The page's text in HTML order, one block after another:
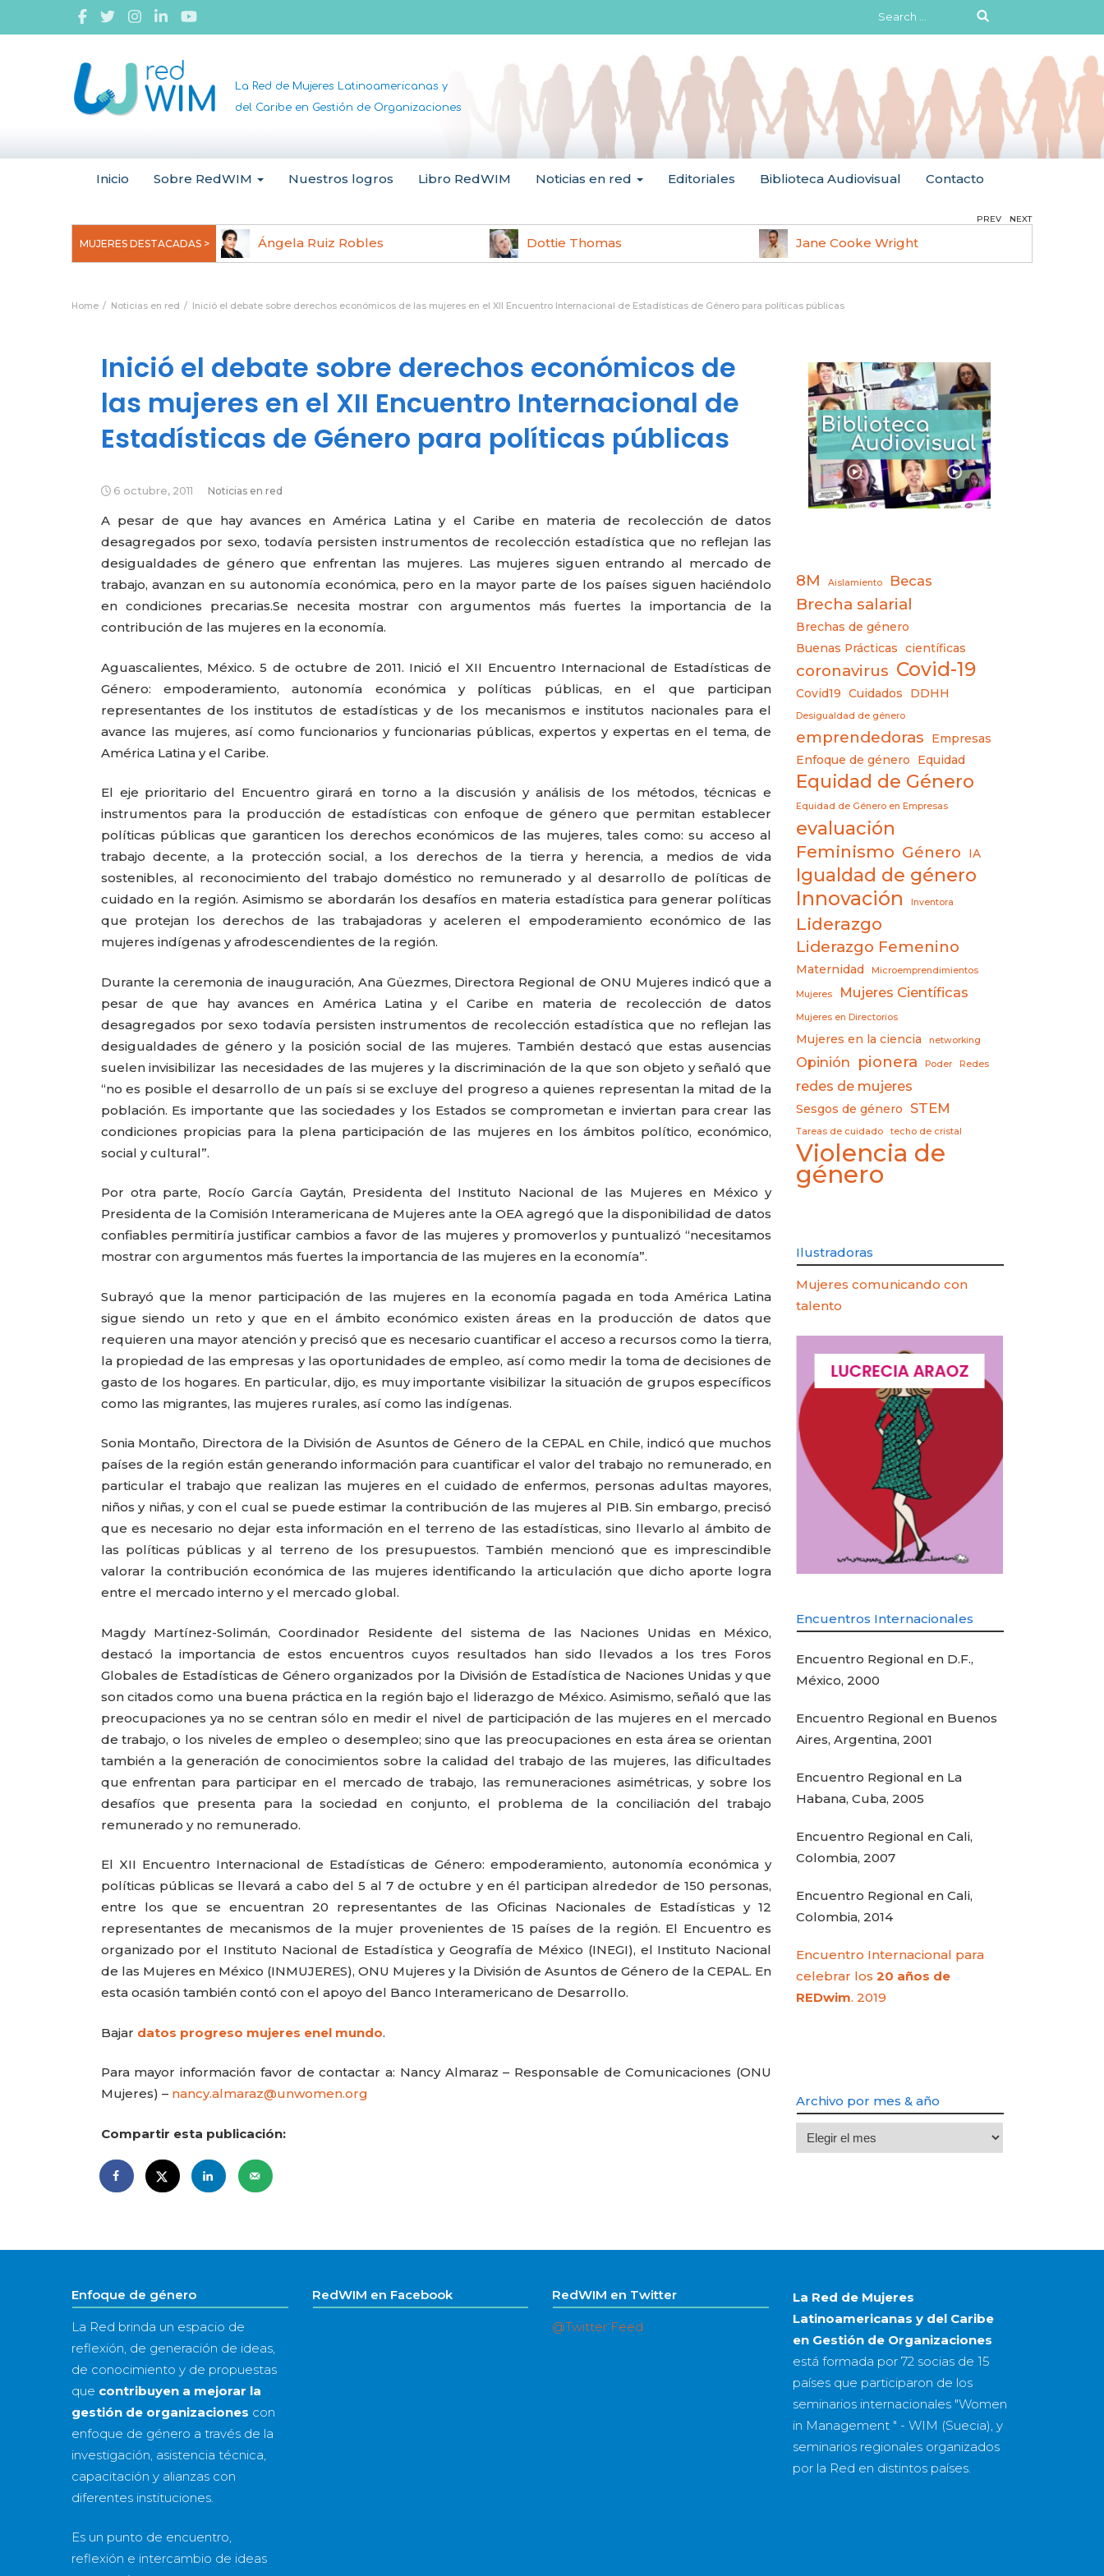
Search
for:
La Red de Mujeres Latinoamericanas y
del Caribe en Gestión de Organizaciones
Inicio Sobre RedWIM Nuestros logros Libro RedWIM Noticias en red Editoriales Biblioteca Audiovisual Contacto
MUJERES DESTACADAS >
Uchegbu, pionera en
Ángela Ruiz Robles Dottie Thomas Jane Cooke Wright
PREV NEXT
Home Noticias en red Inició el debate sobre derechos económicos de las mujeres en el XII Encuentro Internacional de Estadísticas de Género para políticas públicas
Inició el debate sobre derechos económicos de
las mujeres en el XII Encuentro Internacional de
Estadísticas de Género para políticas públicas
6 octubre, 2011 Noticias en red
A pesar de que hay avances en América Latina y el Caribe en materia de recolección de datos
desagregados por sexo, todavía persisten instrumentos de recolección estadística que no reflejan las
desigualdades de género que enfrentan las mujeres. Las mujeres siguen entrando al mercado de
trabajo, avanzan en su autonomía económica, pero en la mayor parte de los países siguen haciéndolo
en condiciones precarias.Se necesita mostrar con argumentos más fuertes la importancia de la
contribución de las mujeres en la economía.
Aguascalientes, México. 5 de octubre de 2011. Inició el XII Encuentro Internacional de Estadísticas de
Género: empoderamiento, autonomía económica y políticas públicas, en el que participan
representantes de los institutos de estadísticas y de los mecanismos e institutos nacionales para el
avance las mujeres, así como funcionarios y funcionarias públicas, expertos y expertas en el tema, de
América Latina y el Caribe.
El eje prioritario del Encuentro girará en torno a la discusión y análisis de los métodos, técnicas e
instrumentos para la producción de estadísticas con enfoque de género que permitan establecer
políticas públicas que garanticen los derechos económicos de las mujeres, tales como: su acceso al
trabajo decente, a la protección social, a los derechos de la tierra y herencia, a medios de vida
sostenibles, al reconocimiento del trabajo doméstico no remunerado y al desarrollo de políticas de
cuidado en la región. Asimismo se abordarán los desafíos en materia estadística para generar políticas
que protejan los derechos de las trabajadoras y aceleren el empoderamiento económico de las
mujeres indígenas y afrodescendientes de la región.
Durante la ceremonia de inauguración, Ana Güezmes, Directora Regional de ONU Mujeres indicó que a
pesar de que hay avances en América Latina y el Caribe en materia de recolección de datos
desagregados por sexo todavía persisten instrumentos de recolección estadística que no reflejan las
desigualdades de género y la posición social de las mujeres. También destacó que estas ausencias
suelen invisibilizar las necesidades de las mujeres y la discriminación de la que son objeto y señaló que
“no es posible el desarrollo de un país si se excluye del progreso a quienes representan la mitad de la
población. Es importante que las sociedades y los Estados se comprometan e inviertan para crear las
condiciones propicias para la plena participación de las mujeres en los ámbitos político, económico,
social y cultural”.
Por otra parte, Rocío García Gaytán, Presidenta del Instituto Nacional de las Mujeres en México y
Presidenta de la Comisión Interamericana de Mujeres ante la OEA agregó que la disponibilidad de datos
confiables permitiría justificar cambios a favor de las mujeres y promoverlos y puntualizó “necesitamos
mostrar con argumentos más fuertes la importancia de las mujeres en la economía”.
Subrayó que la menor participación de las mujeres en la economía pagada en toda América Latina
sigue siendo un reto y que en el ámbito económico existen áreas en la producción de datos que
requieren una mayor atención y precisó que es necesario cuantificar el acceso a recursos como la tierra,
la propiedad de las empresas y las oportunidades de empleo, así como medir la toma de decisiones de
gasto de los hogares. En particular, dijo, es muy importante visibilizar la situación de grupos específicos
como las migrantes, las mujeres rurales, así como las indígenas.
Sonia Montaño, Directora de la División de Asuntos de Género de la CEPAL en Chile, indicó que muchos
países de la región están generando información para cuantificar el valor del trabajo no remunerado, en
particular el trabajo que realizan las mujeres en el cuidado de enfermos, personas adultas mayores,
niños y niñas, y con el cual se puede estimar la contribución de las mujeres al PIB. Sin embargo, precisó
que es necesario no dejar esta información en el terreno de las estadísticas, sino llevarlo al ámbito de
las políticas públicas y al terreno de los presupuestos. También mencionó que es imprescindible
valorar la contribución económica de las mujeres identificando la articulación que dicho aporte logra
entre el mercado interno y el mercado global.
Magdy Martínez-Solimán, Coordinador Residente del sistema de las Naciones Unidas en México,
destacó la importancia de estos encuentros cuyos resultados han sido llevados a los tres Foros
Globales de Estadísticas de Género organizados por la División de Estadística de Naciones Unidas y que
son citados como una buena práctica en la región bajo el liderazgo de México. Asimismo, señaló que las
preocupaciones ya no se centran sólo en medir el nivel de participación de las mujeres en el mercado
de trabajo, o los niveles de empleo o desempleo; sino que las preocupaciones en esta área se orientan
también a la generación de conocimientos sobre la calidad del trabajo de las mujeres, las dificultades
que enfrentan para participar en el mercado de trabajo, las remuneraciones asimétricas, y sobre los
desafíos que presenta para la sociedad en conjunto, el problema de la conciliación del trabajo
remunerado y no remunerado.
El XII Encuentro Internacional de Estadísticas de Género: empoderamiento, autonomía económica y
políticas públicas se llevará a cabo del 5 al 7 de octubre y en él participan alrededor de 150 personas,
entre los que se encuentran 20 representantes de las Oficinas Nacionales de Estadísticas y 12
representantes de mecanismos de la mujer provenientes de 15 países de la región. El Encuentro es
organizado por el Instituto Nacional de Estadística y Geografía de México (INEGI), el Instituto Nacional
de las Mujeres en México (INMUJERES), ONU Mujeres y la División de Asuntos de Género de la CEPAL. En
esta ocasión también contó con el apoyo del Banco Interamericano de Desarrollo.
Bajar datos progreso mujeres enel mundo.
Para mayor información favor de contactar a: Nancy Almaraz – Responsable de Comunicaciones (ONU
Mujeres) – nancy.almaraz@unwomen.org
Compartir esta publicación:
8M Aislamiento Becas
Brecha salarial
Brechas de género
Buenas Prácticas
científicas
coronavirus Covid-19
Covid19 Cuidados DDHH
Desigualdad de género
emprendedoras
Empresas
Enfoque de género
Equidad
Equidad de Género
Equidad de Género en Empresas
evaluación
Feminismo Género IA
Igualdad de género
Innovación Inventora
Liderazgo
Liderazgo Femenino
Maternidad Microemprendimientos
Mujeres Mujeres Científicas
Mujeres en Directorios
Mujeres en la ciencia networking
Opinión pionera Poder Redes
redes de mujeres
Sesgos de género STEM
Tareas de cuidado techo de cristal
Violencia de
género
Ilustradoras
Mujeres comunicando con
talento
CARLA PILLA PATRICIA JACQUES LUCRECIA ARAOZ
Encuentros Internacionales
Encuentro Regional en D.F.,
México, 2000
Encuentro Regional en Buenos
Aires, Argentina, 2001
Encuentro Regional en La
Habana, Cuba, 2005
Encuentro Regional en Cali,
Colombia, 2007
Encuentro Regional en Cali,
Colombia, 2014
Encuentro Internacional para
celebrar los20 años de
REDwim. 2019
Archivo por mes & año
Archivo
por
Enfoque de género
La Red brinda un espacio de
reflexión, de generación de ideas,
de conocimiento y de propuestas
que contribuyen a mejorar la
gestión de organizaciones con
enfoque de género a través de la
investigación, asistencia técnica,
capacitación y alianzas con
diferentes instituciones.
Es un punto de encuentro,
reflexión e intercambio de ideas
RedWIM en Facebook RedWIM en Twitter
@Twitter Feed
La Red de Mujeres
Latinoamericanas y del Caribe
en Gestión de Organizaciones
está formada por 72 sociasde 15
paísesque participaron de los
seminarios internacionales "Women
in Management " - WIM (Suecia), y
seminarios regionales organizados
por la Red en distintos países.